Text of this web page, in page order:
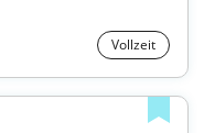
Vollzeit